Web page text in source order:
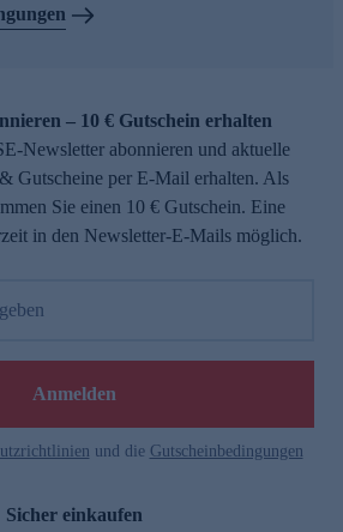
– 10 € Gutschein erhalten
Newsletter abonnieren und aktuelle
Gutscheine per E-Mail erhalten. Als
Sie einen 10 € Gutschein. Eine
in den Newsletter-E-Mails möglich.
Anmelden
und die Gutscheinbedingungen
Sicher einkaufen